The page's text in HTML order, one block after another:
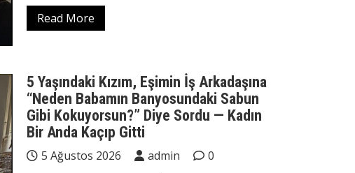
Read More
5 Yaşındaki Kızım, Eşimin İş Arkadaşına
“Neden Babamın Banyosundaki Sabun
Gibi Kokuyorsun?” Diye Sordu — Kadın
Bir Anda Kaçıp Gitti
5 Ağustos 2026 admin
0